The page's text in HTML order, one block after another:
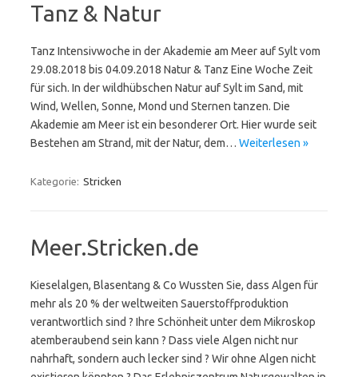
Tanz & Natur
Tanz Intensivwoche in der Akademie am Meer auf Sylt vom
29.08.2018 bis 04.09.2018 Natur & Tanz Eine Woche Zeit
für sich. In der wildhübschen Natur auf Sylt im Sand, mit
Wind, Wellen, Sonne, Mond und Sternen tanzen. Die
Akademie am Meer ist ein besonderer Ort. Hier wurde seit
Bestehen am Strand, mit der Natur, dem… Weiterlesen »
Kategorie: Stricken
Meer.Stricken.de
Kieselalgen, Blasentang & Co Wussten Sie, dass Algen für
mehr als 20 % der weltweiten Sauerstoffproduktion
verantwortlich sind ? Ihre Schönheit unter dem Mikroskop
atemberaubend sein kann ? Dass viele Algen nicht nur
nahrhaft, sondern auch lecker sind ? Wir ohne Algen nicht